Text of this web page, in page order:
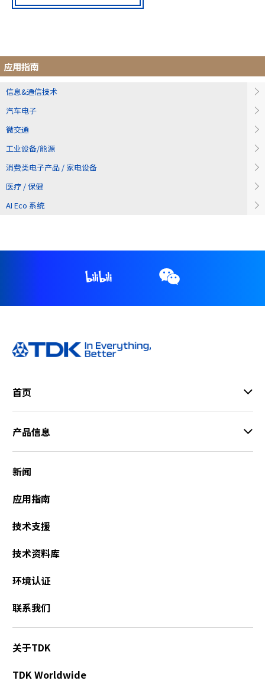
应用指南
信息&通信技术
汽车电子
微交通
工业设备/能源
消费类电子产品 / 家电设备
医疗 / 保健
AI Eco 系统
首页
产品信息
新闻
应用指南
技术支援
技术资料库
环境认证
联系我们
关于TDK
TDK Worldwide